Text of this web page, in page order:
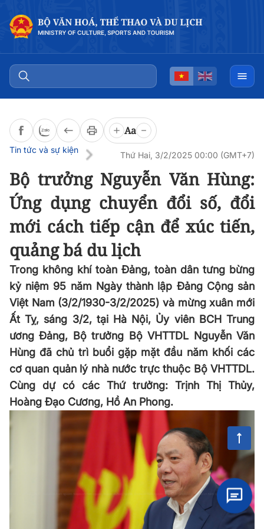
Aa
Tin tức và sự kiện
Thứ Hai, 3/2/2025 00:00 (GMT+7)
Bộ trưởng Nguyễn Văn Hùng:
Ứng dụng chuyển đổi số, đổi
mới cách tiếp cận để xúc tiến,
quảng bá du lịch
Trong không khí toàn Đảng, toàn dân tưng bừng
kỷ niệm 95 năm Ngày thành lập Đảng Cộng sản
Việt Nam (3/2/1930-3/2/2025) và mừng xuân mới
Ất Tỵ, sáng 3/2, tại Hà Nội, Ủy viên BCH Trung
ương Đảng, Bộ trưởng Bộ VHTTDL Nguyễn Văn
Hùng đã chủ trì buổi gặp mặt đầu năm khối các
cơ quan quản lý nhà nước trực thuộc Bộ VHTTDL.
Cùng dự có các Thứ trưởng: Trịnh Thị Thủy,
Hoàng Đạo Cương, Hồ An Phong.
Đọc bài